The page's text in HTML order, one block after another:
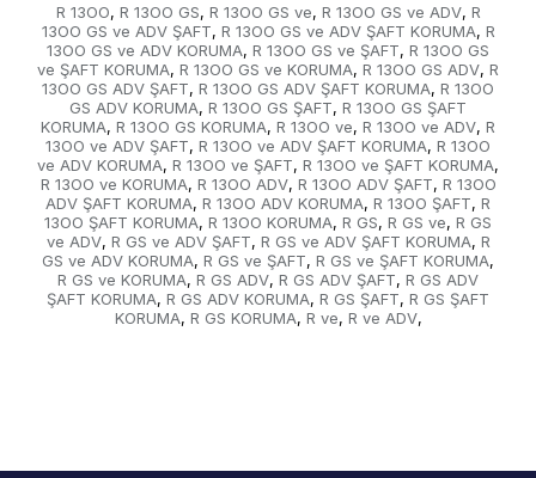
R 13OO, R 13OO GS, R 13OO GS ve, R 13OO GS ve ADV, R
13OO GS ve ADV ŞAFT, R 13OO GS ve ADV ŞAFT KORUMA, R
13OO GS ve ADV KORUMA, R 13OO GS ve ŞAFT, R 13OO GS
ve ŞAFT KORUMA, R 13OO GS ve KORUMA, R 13OO GS ADV, R
13OO GS ADV ŞAFT, R 13OO GS ADV ŞAFT KORUMA, R 13OO
GS ADV KORUMA, R 13OO GS ŞAFT, R 13OO GS ŞAFT
KORUMA, R 13OO GS KORUMA, R 13OO ve, R 13OO ve ADV, R
13OO ve ADV ŞAFT, R 13OO ve ADV ŞAFT KORUMA, R 13OO
ve ADV KORUMA, R 13OO ve ŞAFT, R 13OO ve ŞAFT KORUMA,
R 13OO ve KORUMA, R 13OO ADV, R 13OO ADV ŞAFT, R 13OO
ADV ŞAFT KORUMA, R 13OO ADV KORUMA, R 13OO ŞAFT, R
13OO ŞAFT KORUMA, R 13OO KORUMA, R GS, R GS ve, R GS
ve ADV, R GS ve ADV ŞAFT, R GS ve ADV ŞAFT KORUMA, R
GS ve ADV KORUMA, R GS ve ŞAFT, R GS ve ŞAFT KORUMA,
R GS ve KORUMA, R GS ADV, R GS ADV ŞAFT, R GS ADV
ŞAFT KORUMA, R GS ADV KORUMA, R GS ŞAFT, R GS ŞAFT
KORUMA, R GS KORUMA, R ve, R ve ADV,